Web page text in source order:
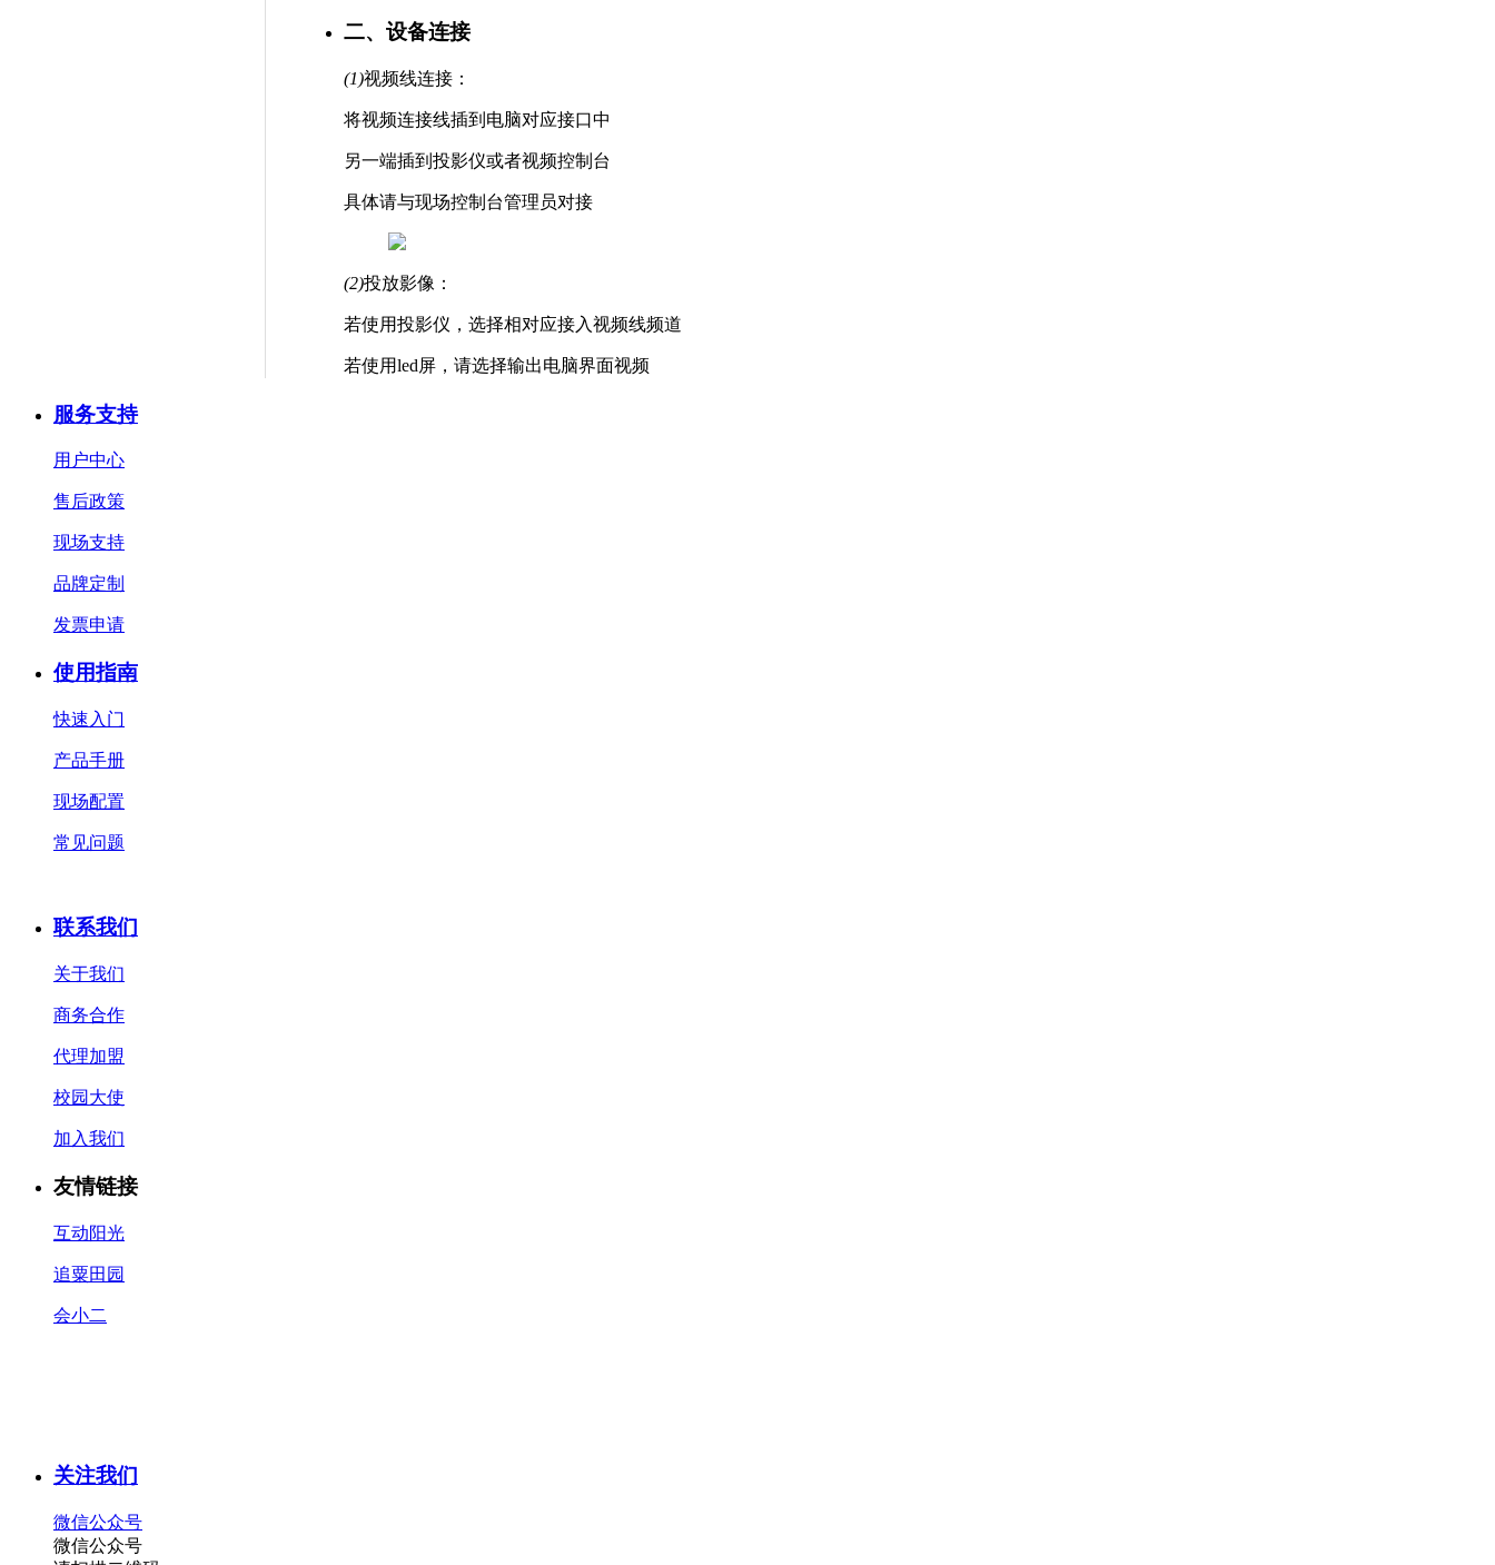
二、设备连接
(1)视频线连接：
将视频连接线插到电脑对应接口中
另一端插到投影仪或者视频控制台
具体请与现场控制台管理员对接
(2)投放影像：
若使用投影仪，选择相对应接入视频线频道
若使用led屏，请选择输出电脑界面视频
服务支持
用户中心
售后政策
现场支持
品牌定制
发票申请
使用指南
快速入门
产品手册
现场配置
常见问题
联系我们
关于我们
商务合作
代理加盟
校园大使
加入我们
友情链接
互动阳光
追粟田园
会小二
关注我们
微信公众号
微信公众号